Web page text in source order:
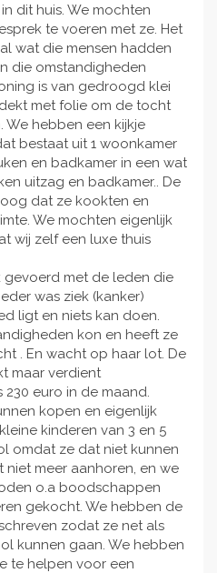
dit huis. We mochten
te voeren met ze. Het
wat die mensen hadden
die omstandigheden
is van gedroogd klei
met folie om de tocht
We hebben een kijkje
bestaat uit 1 woonkamer
en badkamer in een wat
uitzag en badkamer.. De
dat ze kookten en
We mochten eigenlijk
wij zelf een luxe thuis
met de leden die
was ziek (kanker)
ligt en niets kan doen.
kon en heeft ze
. En wacht op haar lot. De
maar verdient
euro in de maand.
kopen en eigenlijk
kinderen van 3 en 5
omdat ze dat niet kunnen
niet meer aanhoren, en we
o.a boodschappen
gekocht. We hebben de
zodat ze net als
kunnen gaan. We hebben
te helpen voor een